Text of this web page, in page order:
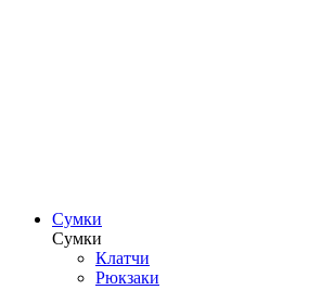
Сумки
Сумки
Клатчи
Рюкзаки